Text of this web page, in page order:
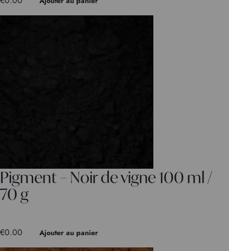
Pigment – Noir de vigne 100 ml /
70 g
€0.00 Ajouter au panier